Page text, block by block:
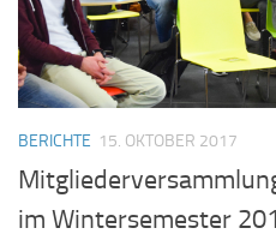
BERICHTE 15. OKTOBER 2017
im Wintersemester